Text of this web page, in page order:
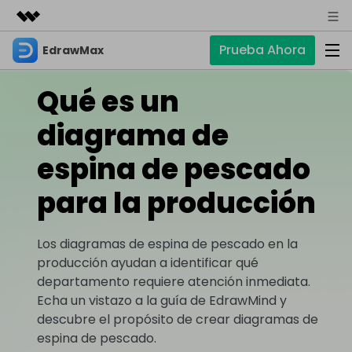
Productos destacados
Utilidades
Empresas
Resumen
Soluciones
Quiénes somos
Sala de prensa
Tienda
Soporte
EdrawMax Prueba Ahora
Productos
EdrawMax
EdrawMax Online
¿Necesitas la versión en línea? Haz clic aquí
EdrawMind
Mapas mentales y lluvia de ideas
Soluciones
Para diagramas
Diagrama de flujo Hot
Diagrama P&ID
Diagrama UML
Para mapas mentales
Mapa mental
IA para diagramas
Diagrama de IA Hot
Nuevo
Diagrama de flujo de IA
PowerPoint de IA
Blog
Artículos
Artículos sobre diagramas
Tendencia
Soporte
Guía
Para EdrawMax >
Negocios
Qué es un
diagrama de
espina de pescado
para la producción
Los diagramas de espina de pescado en la
producción ayudan a identificar qué
departamento requiere atención inmediata.
Echa un vistazo a la guía de EdrawMind y
descubre el propósito de crear diagramas de
espina de pescado.